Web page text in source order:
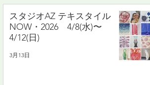
スタジオAZ テキスタイル
NOW・2026 4/8(水)〜
4/12(日)
3月13日